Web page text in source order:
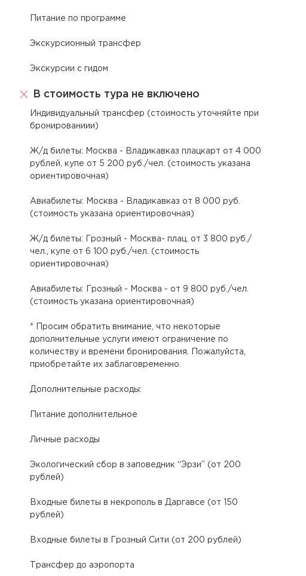
Питание по программе
Экскурсионный трансфер
Экскурсии с гидом
В стоимость тура не включено
Индивидуальный трансфер (стоимость уточняйте при
бронированиии)
Ж/д билеты: Москва - Владикавказ плацкарт от 4 000
рублей, купе от 5 200 руб./чел. (стоимость указана
ориентировочная)
Авиабилеты: Москва - Владикавказ от 8 000 руб.
(стоимость указана ориентировочная)
Ж/д билеты: Грозный - Москва- плац. от 3 800 руб./
чел., купе от 6 100 руб./чел. (стоимость
ориентировочная)
Авиабилеты: Грозный - Москва - от 9 800 руб./чел.
(стоимость указана ориентировочная)
* Просим обратить внимание, что некоторые
дополнительные услуги имеют ограничение по
количеству и времени бронирования. Пожалуйста,
приобретайте их заблаговременно.
Дополнительные расходы:
Питание дополнительное
Личные расходы
Экологический сбор в заповедник “Эрзи” (от 200
рублей)
Входные билеты в некрополь в Даргавсе (от 150
рублей)
Входные билеты в Грозный Сити (от 200 рублей)
Трансфер до аэропорта